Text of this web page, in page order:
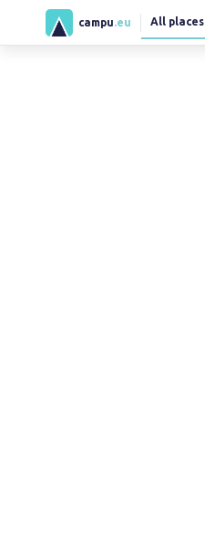
campu .eu All places